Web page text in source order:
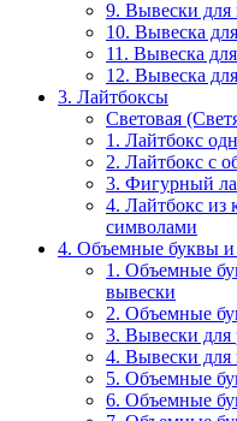
9. Вывески для
10. Вывеска
11. Вывеска
12. Вывеска
3. Лайтбоксы
Световая
1. Лайтбокс
2. Лайтбокс с
3. Фигурный
4. Лайтбокс из
символами
4. Объемные буквы
1. Объемные
вывески
2. Объемные
3. Вывески для
4. Вывески для
5. Объемные
6. Объемные